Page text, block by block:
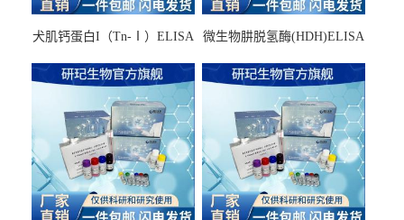
犬肌钙蛋白I（Tn-Ⅰ）ELISA
微生物肼脱氢酶(HDH)ELISA